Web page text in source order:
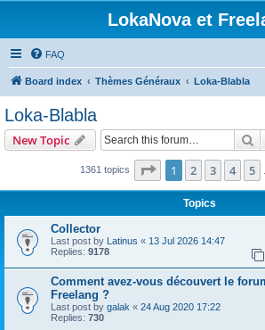
LokaNova et
FAQ
Board index Thèmes Généraux Loka-Blabla
Loka-Blabla
New Topic
1361 topics Page 1of 28
1 2 3 4 5
Topics
Collector
Last post by Latinus « 13 Jul 2026 14:47
Replies: 9178
Comment avez-vous découvert le
Freelang ?
Last post by galak « 24 Aug 2020 17:22
Replies: 730